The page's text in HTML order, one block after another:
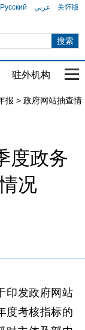
Русский عربي 关怀版
驻外机构 国
报 > 政府网站抽查情
度政务
况
发政府网站
度考核指标的